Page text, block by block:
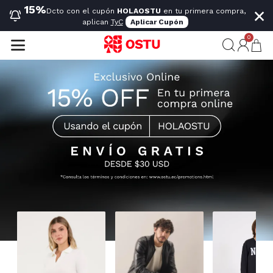
15%Dcto con el cupón HOLAOSTU en tu primera compra,
aplican TyC Aplicar Cupón ×
0